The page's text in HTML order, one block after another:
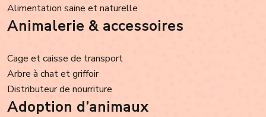
Alimentation saine et naturelle
Animalerie & accessoires
Cage et caisse de transport
Arbre à chat et griffoir
Distributeur de nourriture
Adoption d’animaux